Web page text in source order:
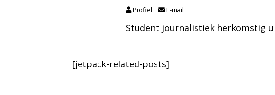
Profiel E-mail
Student journalistiek herkomstig
[jetpack-related-posts]